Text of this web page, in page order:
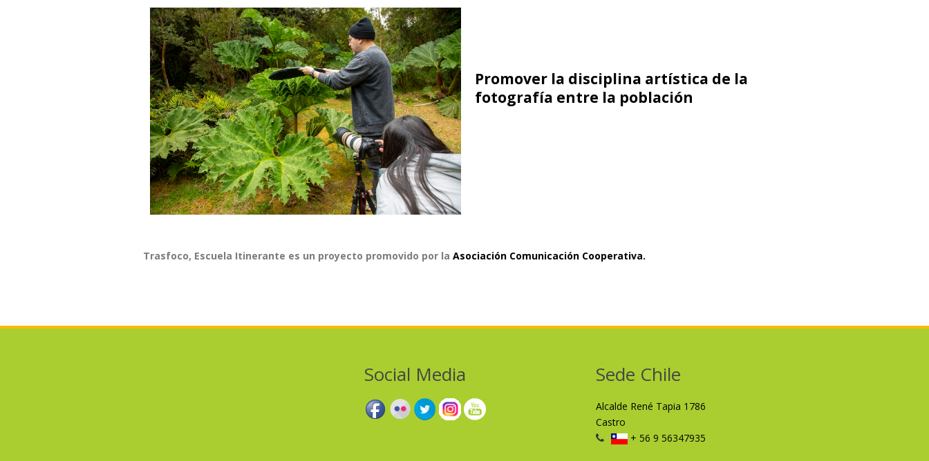
Promover la disciplina artística de la
fotografía entre la población
Trasfoco, Escuela Itinerante es un proyecto promovido por la Asociación Comunicación Cooperativa.
Social Media Sede Chile
Alcalde René Tapia 1786
Castro
+ 56 9 56347935